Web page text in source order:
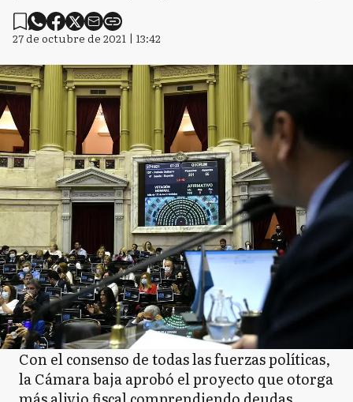
27 de octubre de 2021 | 13:42
Con el consenso de todas las fuerzas políticas,
la Cámara baja aprobó el proyecto que otorga